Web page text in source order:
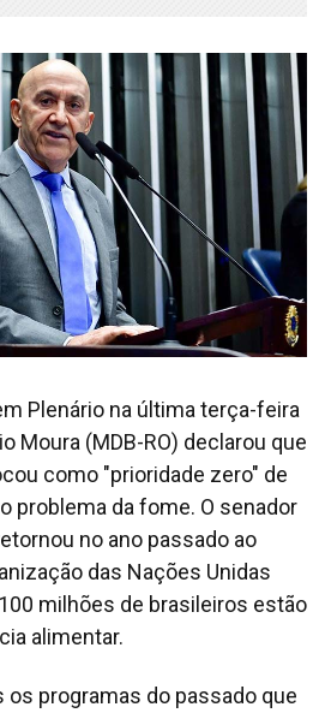
Plenário na última terça-feira
Moura (MDB-RO) declarou que
como "prioridade zero" de
problema da fome. O senador
no ano passado ao
das Nações Unidas
milhões de brasileiros estão
alimentar.
programas do passado que